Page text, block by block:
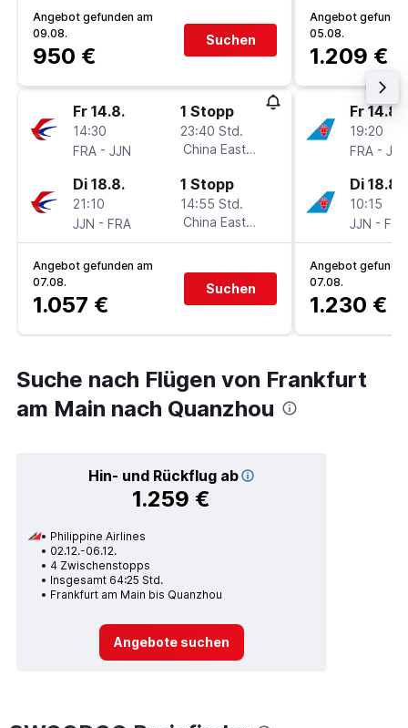
Angebot gefunden am
09.08.
950 €
Suchen
Fr 14.8.
14:30
FRA - JJN
1 Stopp
23:40 Std.
China Eastern
Di 18.8.
21:10
JJN - FRA
1 Stopp
14:55 Std.
China Eastern
Angebot gefunden am
07.08.
1.057 €
Suchen
Angebot
05.08.
1.209 €
Fr 14.8.
19:20
FRA - JJN
Di 18.8.
10:15
JJN - FRA
Angebot
07.08.
1.230 €
Suche nach Flügen von Frankfurt
am Main nach Quanzhou
Hin- und Rückflug ab
1.259 €
Philippine Airlines
02.12.-06.12.
4 Zwischenstopps
Insgesamt 64:25 Std.
Frankfurt am Main bis Quanzhou
Angebote suchen